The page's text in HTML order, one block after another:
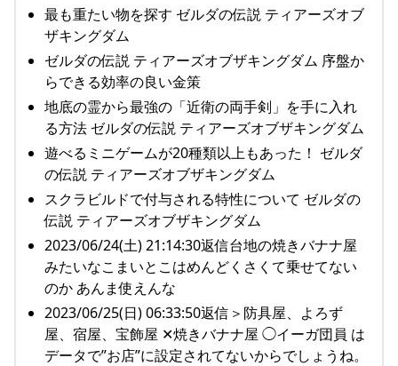
最も重たい物を探す ゼルダの伝説 ティアーズオブ
ザキングダム
ゼルダの伝説 ティアーズオブザキングダム 序盤か
らできる効率の良い金策
地底の霊から最強の「近衛の両手剣」を手に入れ
る方法 ゼルダの伝説 ティアーズオブザキングダム
遊べるミニゲームが20種類以上もあった！ ゼルダ
の伝説 ティアーズオブザキングダム
スクラビルドで付与される特性について ゼルダの
伝説 ティアーズオブザキングダム
2023/06/24(土) 21:14:30返信台地の焼きバナナ屋
みたいなこまいとこはめんどくさくて乗せてない
のか あんま使えんな
2023/06/25(日) 06:33:50返信＞防具屋、よろず
屋、宿屋、宝飾屋 ✕焼きバナナ屋 ◯イーガ団員 は
データで”お店”に設定されてないからでしょうね。